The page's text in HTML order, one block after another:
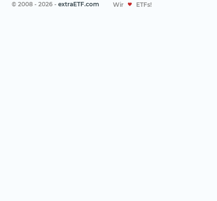
© 2008 - 2026 - extraETF.com Wir ETFs!